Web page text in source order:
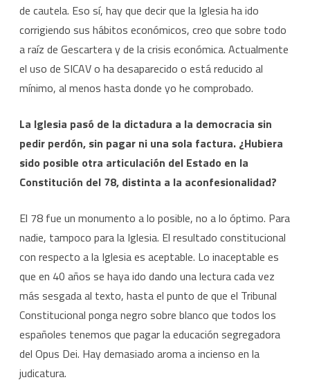
de cautela. Eso sí, hay que decir que la Iglesia ha ido
corrigiendo sus hábitos económicos, creo que sobre todo
a raíz de Gescartera y de la crisis económica. Actualmente
el uso de SICAV o ha desaparecido o está reducido al
mínimo, al menos hasta donde yo he comprobado.
La Iglesia pasó de la dictadura a la democracia sin
pedir perdón, sin pagar ni una sola factura. ¿Hubiera
sido posible otra articulación del Estado en la
Constitución del 78, distinta a la aconfesionalidad?
El 78 fue un monumento a lo posible, no a lo óptimo. Para
nadie, tampoco para la Iglesia. El resultado constitucional
con respecto a la Iglesia es aceptable. Lo inaceptable es
que en 40 años se haya ido dando una lectura cada vez
más sesgada al texto, hasta el punto de que el Tribunal
Constitucional ponga negro sobre blanco que todos los
españoles tenemos que pagar la educación segregadora
del Opus Dei. Hay demasiado aroma a incienso en la
judicatura.